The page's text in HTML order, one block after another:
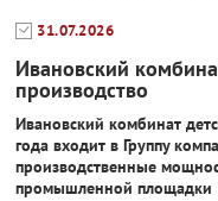
31.07.2026
Ивановский
производство
Ивановский комбинат
года входит в Группу
производственные
промышленной площадки